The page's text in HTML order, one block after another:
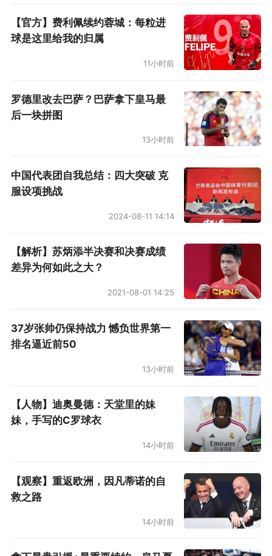
阿森纳多少做到了掌握主动，控球略高于一半，
射门多且优于皇马，这说明阿特塔的主导思想没
错。如果还慑于皇马在欧冠的威名，机会来了却
马有且只有快反一条路。安切洛蒂排了个442，
贝林厄姆理论上左倾，实际却是菱形中场突前的
那个。他和罗德里戈都是一个路数：有球就拉
边，无球则内收。
第67分钟阿拉巴在门线上救出梅里诺射门，已经
昭示皇马的防守漏洞太多（两分钟后贝林厄姆又
在门线上挡了赖斯一次），越往后，越可能王八
退房——憋不住了。实战中，莫德里奇的体能消
耗太快，既无法插上接应，回防也不大到位。斯
队形，希望维尼修斯或姆巴佩的速度能减轻后防
持续承压。皇马全场，只有一次真正打出这个部
署。贝林厄姆边路断下廷贝尔，直传姆巴佩冲
很窄，聊胜于无。舍此，皇马的攻势有如隔靴搔
痒，一直跟着阿森纳的节奏。与20年前阿森纳客
场爆冷击败皇马相比，客队本场输得心服口服。
打了近一小时，阿森纳依然未能打开局面。不是
赶上赖斯运气极好，阿森纳可能又一次为阵地战
浪费机会所累。赖斯的进球不能掩盖阿森纳运动
【官方】费利佩续约蓉城：每粒进
球是这里给我的归属
11小时前
罗德里改去巴萨？巴萨拿下皇马最
后一块拼图
13小时前
中国代表团自我总结：四大突破 克
服设项挑战
2024-08-11 14:14
【解析】苏炳添半决赛和决赛成绩
差异为何如此之大？
2021-08-01 14:25
37岁张帅仍保持战力 憾负世界第一
排名逼近前50
13小时前
【人物】迪奥曼德：天堂里的妹
妹，手写的C罗球衣
14小时前
【观察】重返欧洲，因凡蒂诺的自
救之路
14小时前